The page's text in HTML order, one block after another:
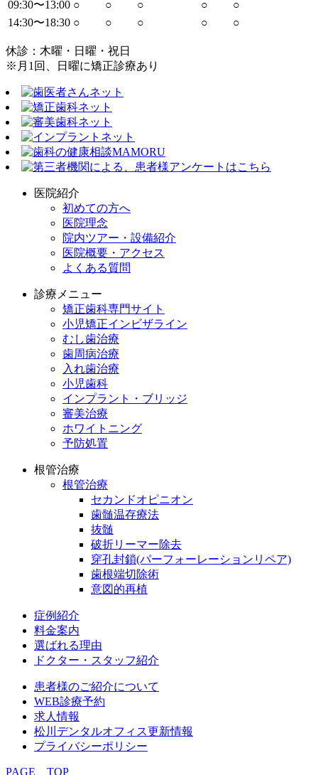
09:30〜13:00 ○ ○ ○ ○
○
14:30〜18:30 ○ ○ ○ ○ ○
休診：木曜・日曜・祝日
※月1回、日曜に矯正診療あり
医院紹介
初めての方へ
医院理念
院内ツアー・設備紹介
医院概要・アクセス
よくある質問
診療メニュー
矯正歯科専門サイト
小児矯正インビザライン
むし歯治療
歯周病治療
入れ歯治療
小児歯科
インプラント・ブリッジ
審美治療
ホワイトニング
予防処置
根管治療
根管治療
セカンドオピニオン
歯髄温存療法
抜髄
破折リーマー除去
穿孔封鎖(パーフォーレーションリペア)
歯根端切除術
意図的再植
症例紹介
料金案内
選ばれる理由
ドクター・スタッフ紹介
患者様のご紹介について
WEB診療予約
求人情報
松川デンタルオフィス更新情報
プライバシーポリシー
PAGE TOP